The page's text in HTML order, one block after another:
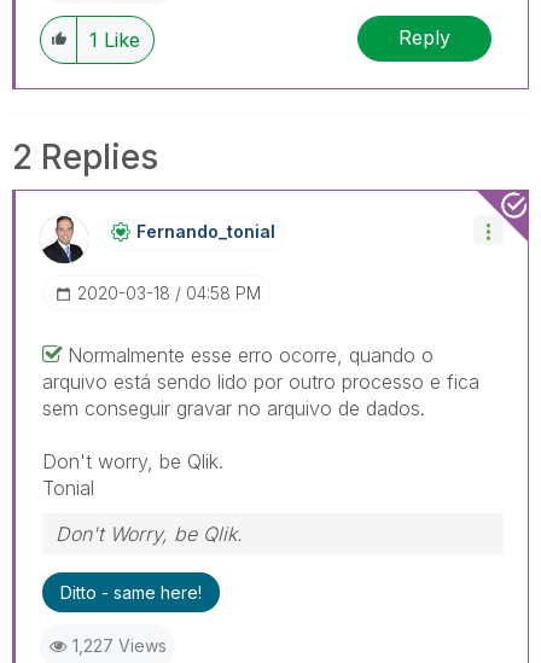
1 Like Reply
2 Replies
Fernando_tonial
‎2020-03-18 04:58 PM
Normalmente esse erro ocorre, quando o
arquivo está sendo lido por outro processo e fica
sem conseguir gravar no arquivo de dados.
Don't worry, be Qlik.
Tonial
Don't Worry, be Qlik.
Ditto - same here!
1,227 Views